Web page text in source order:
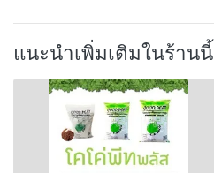
แนะนำเพิ่มเติมในร้านนี้